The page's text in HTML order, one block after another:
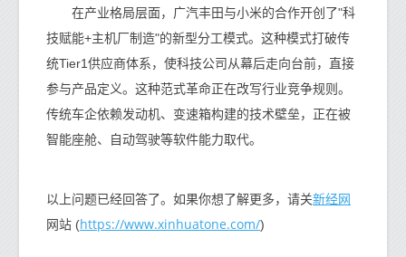
在产业格局层面，广汽丰田与小米的合作开创了"科
技赋能+主机厂制造"的新型分工模式。这种模式打破传
统Tier1供应商体系，使科技公司从幕后走向台前，直接
参与产品定义。这种范式革命正在改写行业竞争规则。
传统车企依赖发动机、变速箱构建的技术壁垒，正在被
智能座舱、自动驾驶等软件能力取代。
以上问题已经回答了。如果你想了解更多，请关新经网
网站 (https://www.xinhuatone.com/)